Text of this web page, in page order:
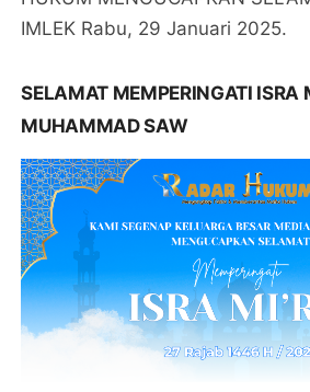
IMLEK Rabu, 29 Januari 2025.
SELAMAT MEMPERINGATI ISRA
MUHAMMAD SAW